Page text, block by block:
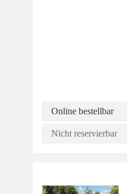
Online bestellbar
Nicht reservierbar